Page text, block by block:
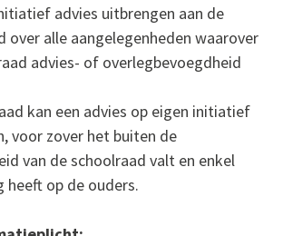
advies uitbrengen aan de
over alle aangelegenheden waarover
advies- of overlegbevoegdheid
kan een advies op eigen initiatief
voor zover het buiten de
van de schoolraad valt en enkel
heeft op de ouders.